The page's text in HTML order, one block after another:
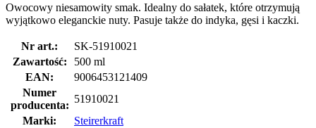
Owocowy niesamowity smak. Idealny do sałatek, które otrzymują
wyjątkowo eleganckie nuty. Pasuje także do indyka, gęsi i kaczki.
Nr art.:
SK-51910021
Zawartość:
500 ml
EAN:
9006453121409
Numer
producenta:
51910021
Marki:
Steirerkraft